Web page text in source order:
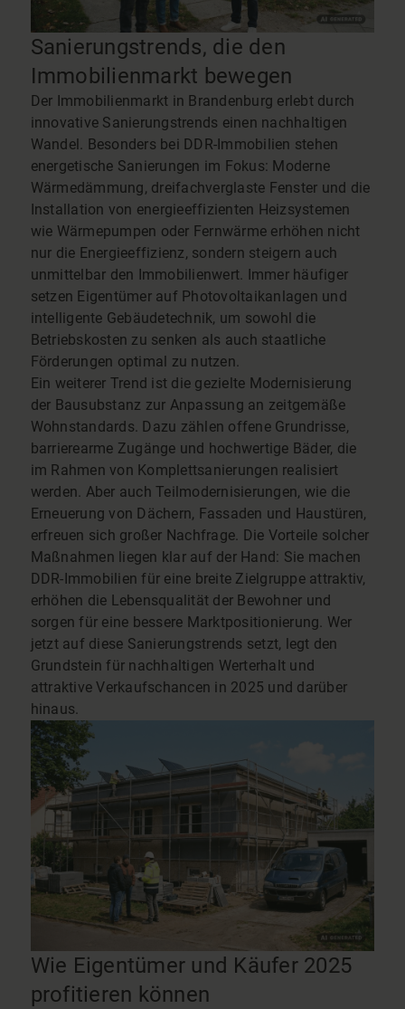
Sanierungstrends, die den
Immobilienmarkt bewegen
Der Immobilienmarkt in Brandenburg erlebt durch
innovative Sanierungstrends einen nachhaltigen
Wandel. Besonders bei DDR-Immobilien stehen
energetische Sanierungen im Fokus: Moderne
Wärmedämmung, dreifachverglaste Fenster und die
Installation von energieeffizienten Heizsystemen
wie Wärmepumpen oder Fernwärme erhöhen nicht
nur die Energieeffizienz, sondern steigern auch
unmittelbar den Immobilienwert. Immer häufiger
setzen Eigentümer auf Photovoltaikanlagen und
intelligente Gebäudetechnik, um sowohl die
Betriebskosten zu senken als auch staatliche
Förderungen optimal zu nutzen.
Ein weiterer Trend ist die gezielte Modernisierung
der Bausubstanz zur Anpassung an zeitgemäße
Wohnstandards. Dazu zählen offene Grundrisse,
barrierearme Zugänge und hochwertige Bäder, die
im Rahmen von Komplettsanierungen realisiert
werden. Aber auch Teilmodernisierungen, wie die
Erneuerung von Dächern, Fassaden und Haustüren,
erfreuen sich großer Nachfrage. Die Vorteile solcher
Maßnahmen liegen klar auf der Hand: Sie machen
DDR-Immobilien für eine breite Zielgruppe attraktiv,
erhöhen die Lebensqualität der Bewohner und
sorgen für eine bessere Marktpositionierung. Wer
jetzt auf diese Sanierungstrends setzt, legt den
Grundstein für nachhaltigen Werterhalt und
attraktive Verkaufschancen in 2025 und darüber
hinaus.
Wie Eigentümer und Käufer 2025
profitieren können